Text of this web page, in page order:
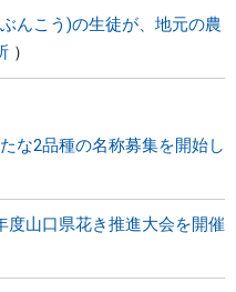
んこう)の生徒が、地元の農
な2品種の名称募集を開始し
度山口県花き推進大会を開催